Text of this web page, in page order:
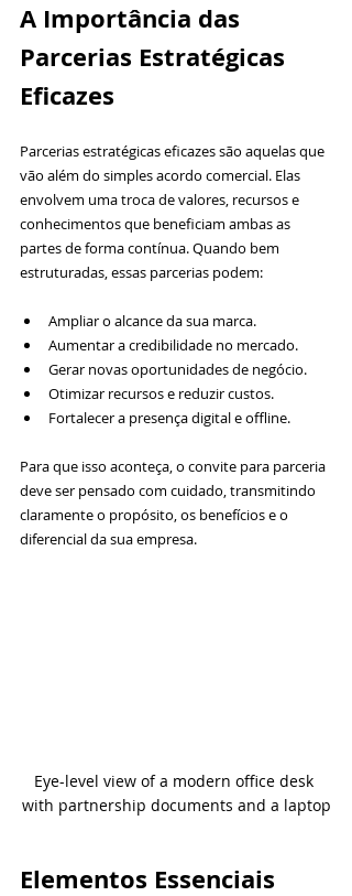
A Importância das
Parcerias Estratégicas
Eficazes
Parcerias estratégicas eficazes são aquelas que
vão além do simples acordo comercial. Elas
envolvem uma troca de valores, recursos e
conhecimentos que beneficiam ambas as
partes de forma contínua. Quando bem
estruturadas, essas parcerias podem:
Ampliar o alcance da sua marca.
Aumentar a credibilidade no mercado.
Gerar novas oportunidades de negócio.
Otimizar recursos e reduzir custos.
Fortalecer a presença digital e offline.
Para que isso aconteça, o convite para parceria
deve ser pensado com cuidado, transmitindo
claramente o propósito, os benefícios e o
diferencial da sua empresa.
Eye-level view of a modern office desk
with partnership documents and a laptop
Elementos Essenciais